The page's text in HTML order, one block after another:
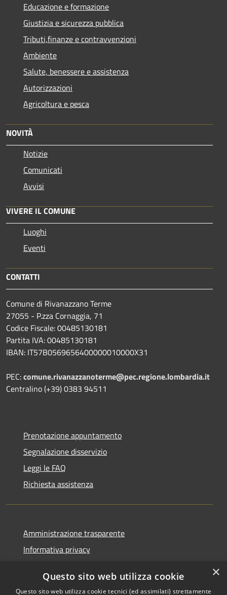
Educazione e formazione
Giustizia e sicurezza pubblica
Tributi,finanze e contravvenzioni
Ambiente
Salute, benessere e assistenza
Autorizzazioni
Agricoltura e pesca
NOVITÀ
Notizie
Comunicati
Avvisi
VIVERE IL COMUNE
Luoghi
Eventi
CONTATTI
Comune di Rivanazzano Terme
27055 - P.zza Cornaggia, 71
Codice Fiscale: 00485130181
Partita IVA: 00485130181
IBAN: IT57B0569656400000010000X31
PEC:comune.rivanazzanoterme@pec.regione.lombardia.it
Centralino (+39) 0383 94511
Prenotazione appuntamento
Segnalazione disservizio
Leggi le FAQ
Richiesta assistenza
Amministrazione trasparente
Informativa privacy
Dichiarazione di accessibilità
×
Questo sito web utilizza cookie
Questo sito web utilizza cookie tecnici (ed assimilati) strettamente